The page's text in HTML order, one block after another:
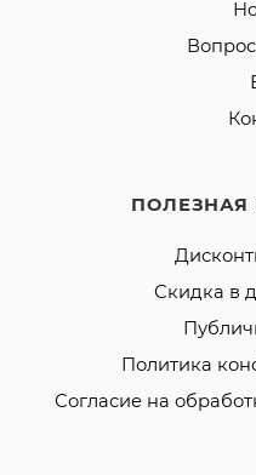
Скидка в
Политика
Согласие на